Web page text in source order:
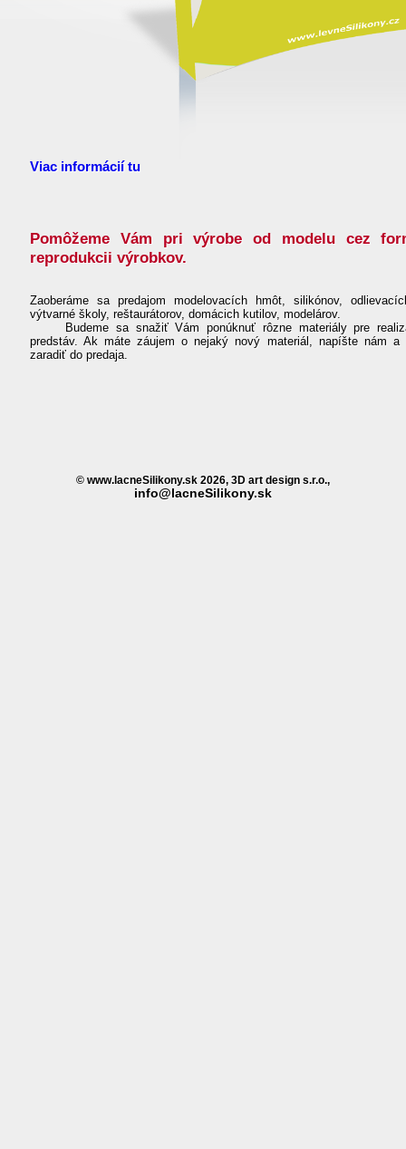
Viac informácií tu
Pomôžeme Vám pri výrobe od modelu cez
reprodukcii výrobkov.
Zaoberáme sa predajom modelovacích hmôt, silikónov,
výtvarné školy, reštaurátorov, domácich kutilov, modelárov.
Budeme sa snažiť Vám ponúknuť rôzne materiály pre
predstáv. Ak máte záujem o nejaký nový materiál, napíšte nám a
zaradiť do predaja.
© www.lacneSilikony.sk 2026, 3D art design s.r.o.,
info@lacneSilikony.sk